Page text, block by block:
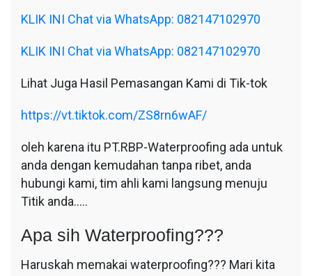
KLIK INI Chat via WhatsApp: 082147102970
KLIK INI Chat via WhatsApp: 082147102970
Lihat Juga Hasil Pemasangan Kami di Tik-tok
https://vt.tiktok.com/ZS8rn6wAF/
oleh karena itu PT.RBP-Waterproofing ada untuk
anda dengan kemudahan tanpa ribet, anda
hubungi kami, tim ahli kami langsung menuju
Titik anda…..
Apa sih Waterproofing???
Haruskah memakai waterproofing??? Mari kita